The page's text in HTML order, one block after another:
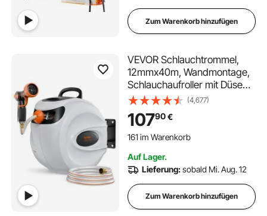
Zum Warenkorb hinzufügen
VEVOR Schlauchtrommel,
12mmx40m, Wandmontage,
Schlauchaufroller mit Düse
mit 9 Mustern, Schlauchbox,
automatisches
Rücklaufsystem mit
langsamer Rückführung &
(4,677)
10790€
161 im Warenkorb
2.7K+ Aufrufe Kürzlich
2.7K+ Aufrufe Kürzlich
Auf Lager.
Lieferung:sobald Mi. Aug. 12
Zum Warenkorb hinzufügen